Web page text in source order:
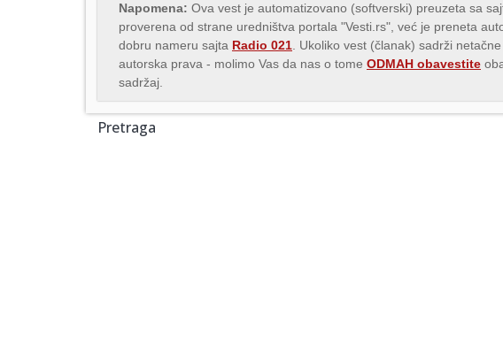
Napomena: Ova vest je automatizovano (softverski) preuzeta sa
proverena od strane uredništva portala "Vesti.rs", već je preneta
dobru nameru sajta Radio 021 . Ukoliko vest (članak) sadrži
autorska prava - molimo Vas da nas o tome ODMAH obavestite
sadržaj.
Pretraga